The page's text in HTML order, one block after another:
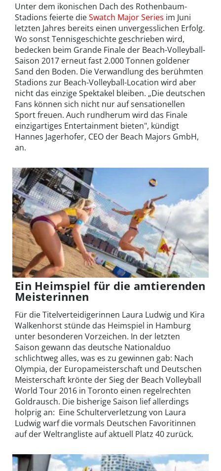
Unter dem ikonischen Dach des Rothenbaum-
Stadions feierte dieSwatch Major Series im Juni
letzten Jahres bereits einen unvergesslichen Erfolg.
Wo sonst Tennisgeschichte geschrieben wird,
bedecken beim Grande Finale der Beach-Volleyball-
Saison 2017 erneut fast 2.000 Tonnen goldener
Sand den Boden. Die Verwandlung des berühmten
Stadions zur Beach-Volleyball-Location wird aber
nicht das einzige Spektakel bleiben. „Die deutschen
Fans können sich nicht nur auf sensationellen
Sport freuen. Auch rundherum wird das Finale
einzigartiges Entertainment bieten", kündigt
Hannes Jagerhofer, CEO der Beach Majors GmbH,
an.
Ein Heimspiel für die amtierenden
Meisterinnen
Für die Titelverteidigerinnen Laura Ludwig und Kira
Walkenhorst stünde das Heimspiel in Hamburg
unter besonderen Vorzeichen. In der letzten
Saison gewann das deutsche Nationalduo
schlichtweg alles, was es zu gewinnen gab: Nach
Olympia, der Europameisterschaft und Deutschen
Meisterschaft krönte der Sieg der Beach Volleyball
World Tour 2016 in Toronto einen regelrechten
Goldrausch. Die bisherige Saison lief allerdings
holprig an: Eine Schulterverletzung von Laura
Ludwig warf die vormals Deutschen Favoritinnen
auf der Weltrangliste auf aktuell Platz 40 zurück.